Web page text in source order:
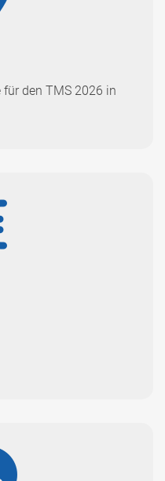
den TMS 2026 in